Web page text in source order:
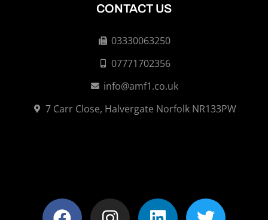
CONTACT US
03330063250
07771702356
info@amf1.co.uk
7 Carr Close, Halvergate Norfolk NR133PW